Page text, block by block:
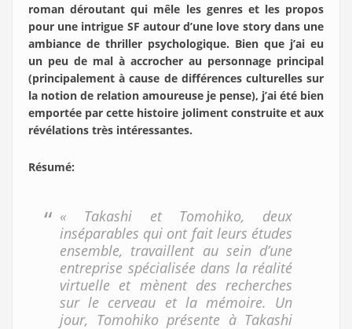
roman déroutant qui mêle les genres et les propos
pour une intrigue SF autour d’une love story dans une
ambiance de thriller psychologique. Bien que j’ai eu
un peu de mal à accrocher au personnage principal
(principalement à cause de différences culturelles sur
la notion de relation amoureuse je pense), j’ai été bien
emportée par cette histoire joliment construite et aux
révélations très intéressantes.
Résumé:
« Takashi et Tomohiko, deux
inséparables qui ont fait leurs études
ensemble, travaillent au sein d’une
entreprise spécialisée dans la réalité
virtuelle et mènent des recherches
sur le cerveau et la mémoire. Un
jour, Tomohiko présente à Takashi